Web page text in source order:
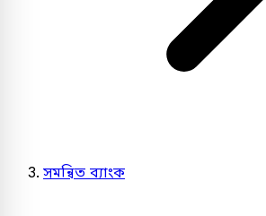
সমন্বিত ব্যাংক